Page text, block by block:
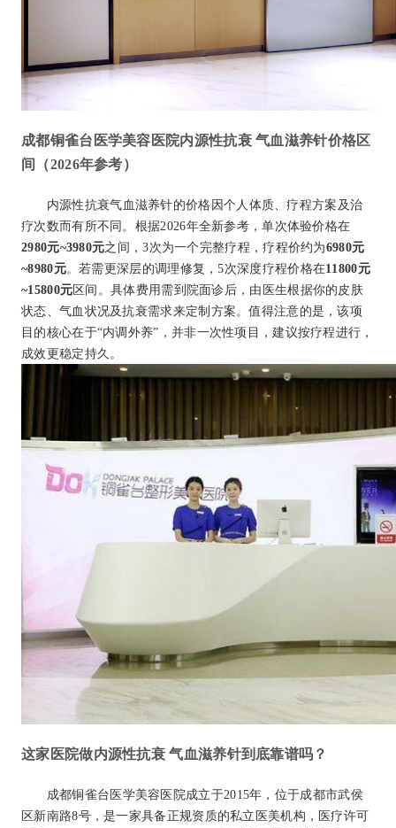
成都铜雀台医学美容医院内源性抗衰 气血滋养针价格区
间（2026年参考）
内源性抗衰气血滋养针的价格因个人体质、疗程方案及治
疗次数而有所不同。根据2026年全新参考，单次体验价格在
2980元~3980元之间，3次为一个完整疗程，疗程价约为6980元
~8980元。若需更深层的调理修复，5次深度疗程价格在11800元
~15800元区间。具体费用需到院面诊后，由医生根据你的皮肤
状态、气血状况及抗衰需求来定制方案。值得注意的是，该项
目的核心在于“内调外养”，并非一次性项目，建议按疗程进行，
成效更稳定持久。
这家医院做内源性抗衰 气血滋养针到底靠谱吗？
成都铜雀台医学美容医院成立于2015年，位于成都市武侯
区新南路8号，是一家具备正规资质的私立医美机构，医疗许可